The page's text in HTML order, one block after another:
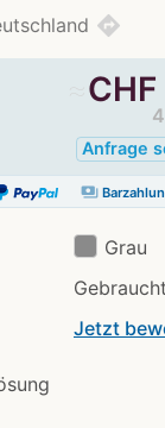
directions
CHF
Anfrage
payments
Grau
Jetzt